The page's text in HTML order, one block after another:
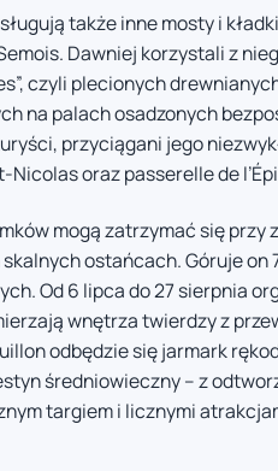
także inne mosty i
Dawniej korzystali z
czyli plecionych
na palach osadzonych
przyciągani jego
Nicolas oraz passerelle de
mogą zatrzymać się
ostańcach. Góruje on
Od 6 lipca do 27 sierpnia
wnętrza twierdzy z
odbędzie się jarmark
średniowieczny – z
targiem i licznymi